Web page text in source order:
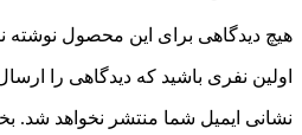
هیچ دیدگاهی برای این محصول
اولین نفری باشید که دیدگاهی را
نشانی ایمیل شما منتشر نخواهد شد.